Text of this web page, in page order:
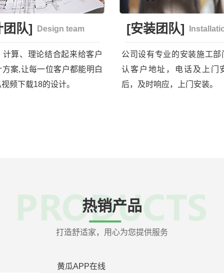
团队] Design team
计算、理论结合起来给客户
案,让每一位客户都能明白
频下载18的设计。
[安装团队]
公司设有专业的安装施工部
认客户地址，电话及上门
后，及时响应，上门安装。
热销产品
打造舒适家，用心为您提供服务
黄瓜APP在线